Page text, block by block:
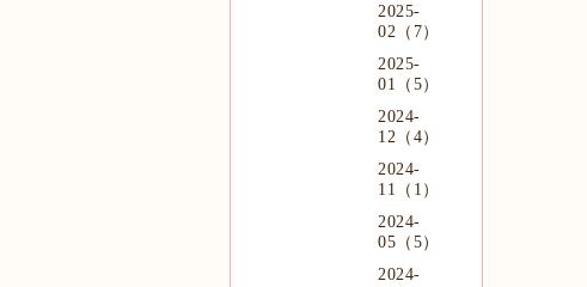
2025-
02（7）
2025-
01（5）
2024-
12（4）
2024-
11（1）
2024-
05（5）
2024-